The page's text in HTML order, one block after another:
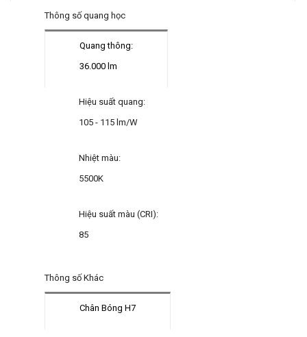
Thông số quang học
Quang thông:
36.000 lm
Hiệu suất quang:
105 - 115 lm/W
Nhiệt màu:
5500K
Hiệu suất màu (CRI):
85
Thông số Khác
Chân Bóng H7